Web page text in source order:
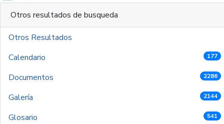
Otros resultados de busqueda
Otros Resultados
Calendario
177
Documentos 2286
Galería 2144
Glosario 541